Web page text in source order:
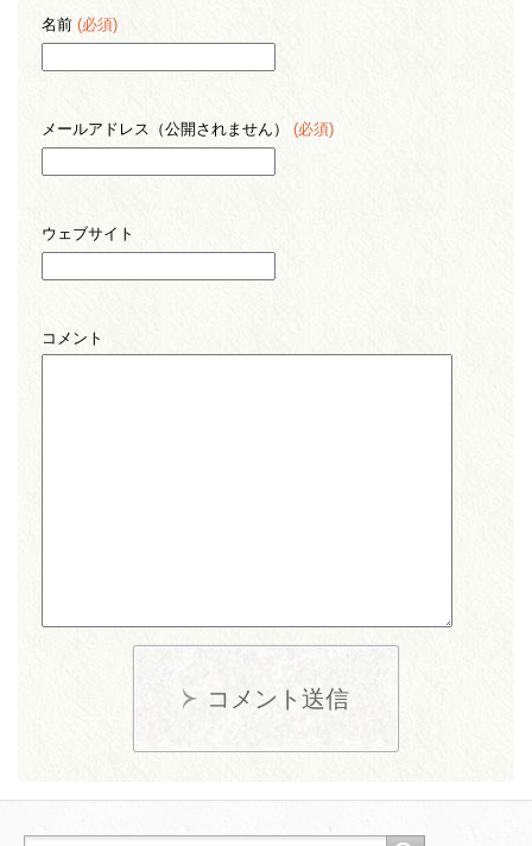
名前 (必須)
メールアドレス（公開されません） (必須)
ウェブサイト
コメント
コメント送信